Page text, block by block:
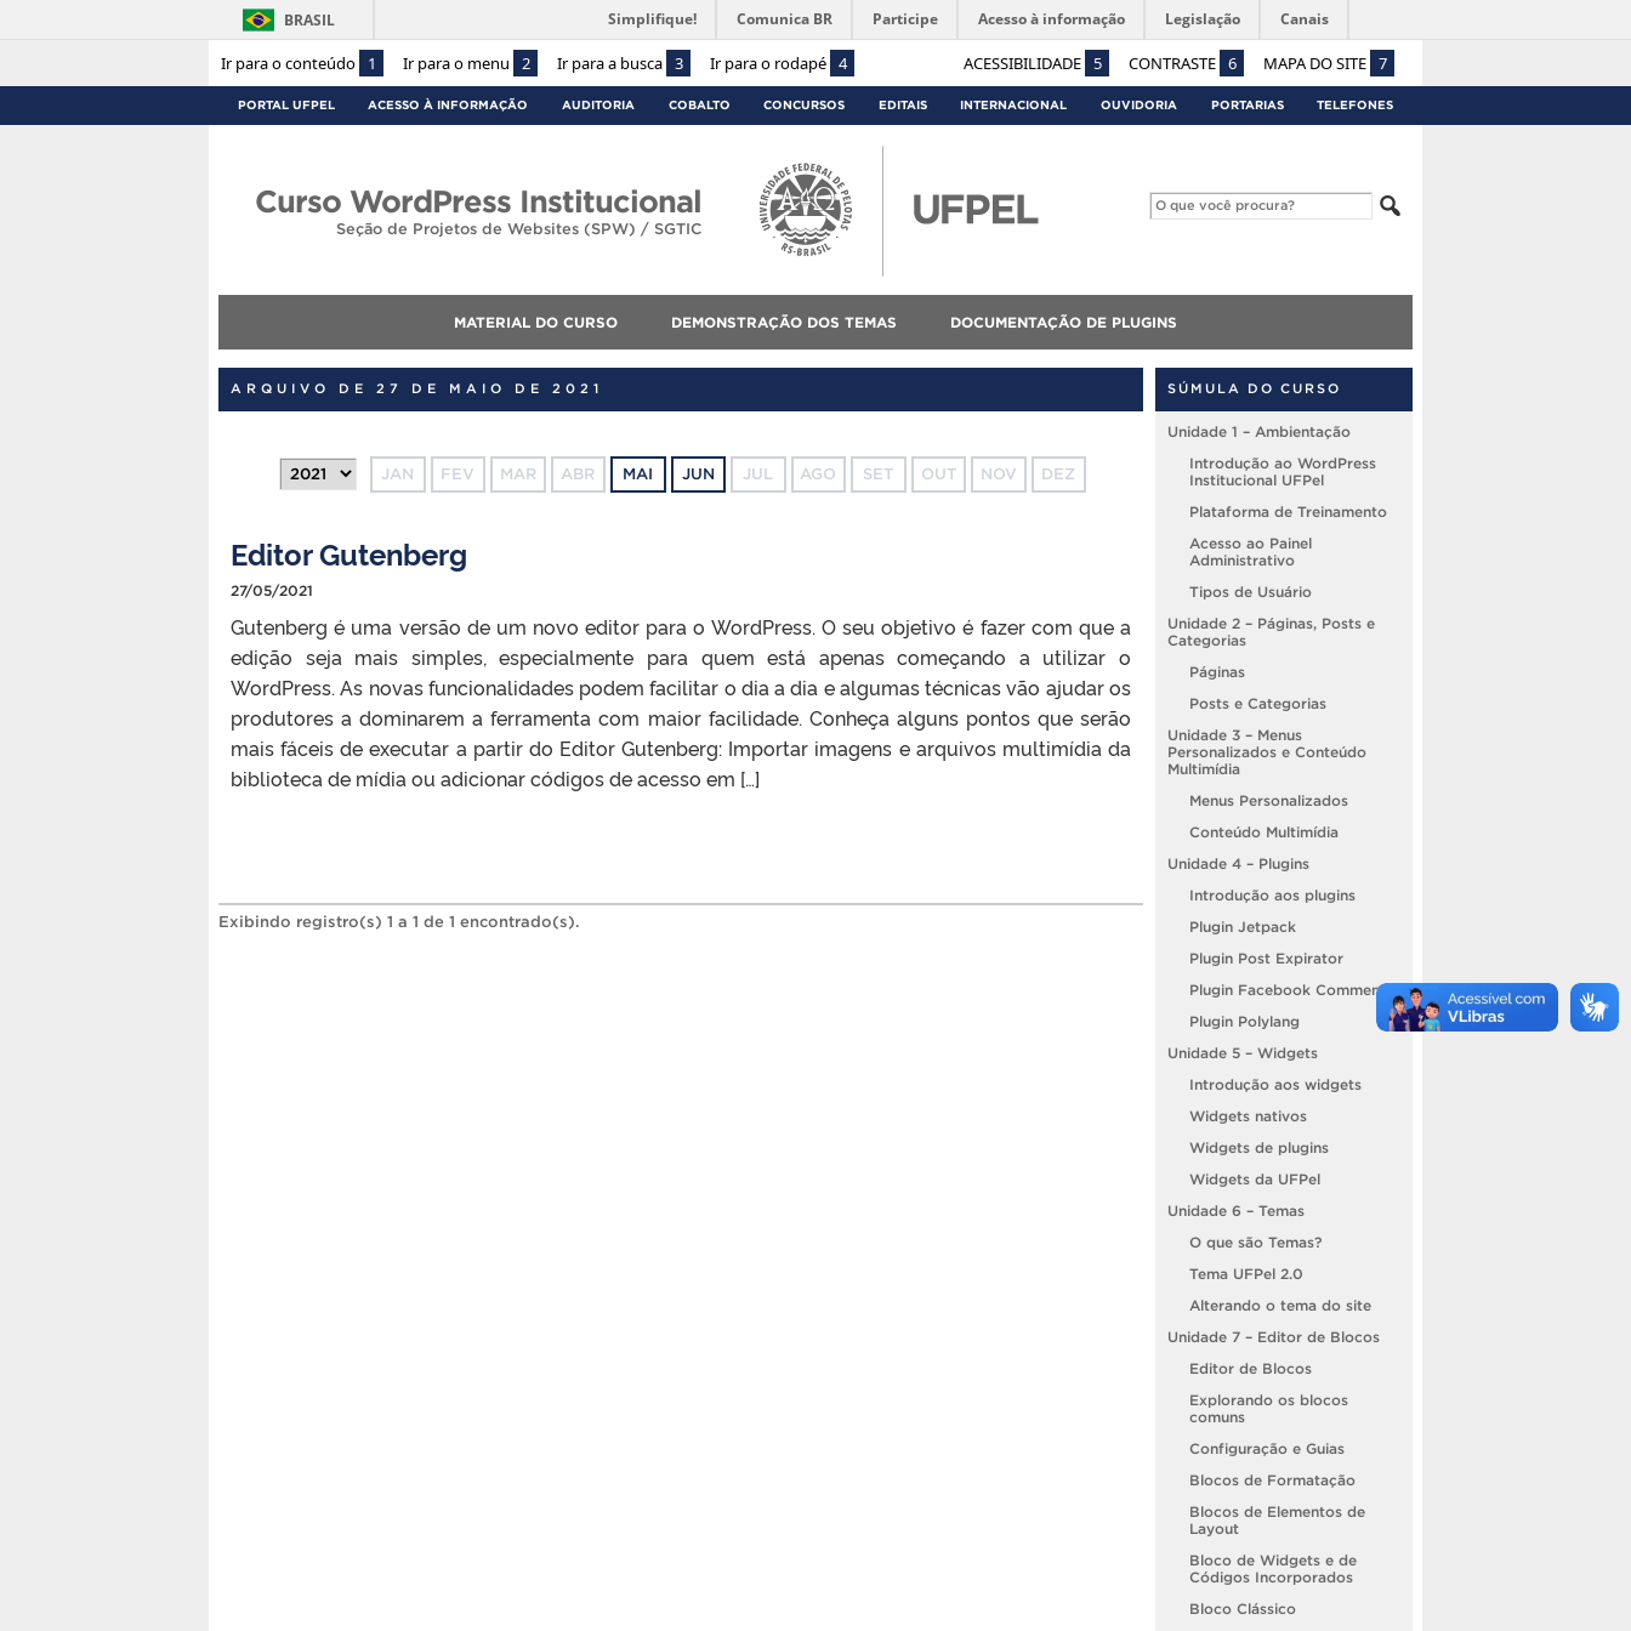
Ir para o conteúdo 1 Ir para o menu 2 Ir para a busca 3 Ir para o rodapé 4 ACESSIBILIDADE 5 CONTRASTE 6 MAPA DO SITE 7
BRASIL Simplifique! Comunica BR Participe Acesso à informação Legislação Canais
PORTAL UFPEL ACESSO À INFORMAÇÃO AUDITORIA COBALTO CONCURSOS EDITAIS INTERNACIONAL OUVIDORIA PORTARIAS TELEFONES
Curso WordPress Institucional
Seção de Projetos de Websites (SPW) / SGTIC
MATERIAL DO CURSO DEMONSTRAÇÃO DOS TEMAS DOCUMENTAÇÃO DE PLUGINS
ARQUIVO DE 27 DE MAIO DE 2021
JAN FEV MAR ABR MAI JUN JUL AGO SET OUT NOV DEZ
Editor Gutenberg
27/05/2021
Gutenberg é uma versão de um novo editor para o WordPress. O seu objetivo é fazer com que a
edição seja mais simples, especialmente para quem está apenas começando a utilizar o
WordPress. As novas funcionalidades podem facilitar o dia a dia e algumas técnicas vão ajudar os
produtores a dominarem a ferramenta com maior facilidade. Conheça alguns pontos que serão
mais fáceis de executar a partir do Editor Gutenberg: Importar imagens e arquivos multimídia da
biblioteca de mídia ou adicionar códigos de acesso em […]
Exibindo registro(s) 1 a 1 de 1 encontrado(s).
SÚMULA DO CURSO
Unidade 1 – Ambientação
Introdução ao WordPress
Institucional UFPel
Plataforma de Treinamento
Acesso ao Painel
Administrativo
Tipos de Usuário
Unidade 2 – Páginas, Posts e
Categorias
Páginas
Posts e Categorias
Unidade 3 – Menus
Personalizados e Conteúdo
Multimídia
Menus Personalizados
Conteúdo Multimídia
Unidade 4 – Plugins
Introdução aos plugins
Plugin Jetpack
Plugin Post Expirator
Plugin Facebook Comments
Plugin Polylang
Unidade 5 – Widgets
Introdução aos widgets
Widgets nativos
Widgets de plugins
Widgets da UFPel
Unidade 6 – Temas
O que são Temas?
Tema UFPel 2.0
Alterando o tema do site
Unidade 7 – Editor de Blocos
Editor de Blocos
Explorando os blocos
comuns
Configuração e Guias
Blocos de Formatação
Blocos de Elementos de
Layout
Bloco de Widgets e de
Códigos Incorporados
Bloco Clássico